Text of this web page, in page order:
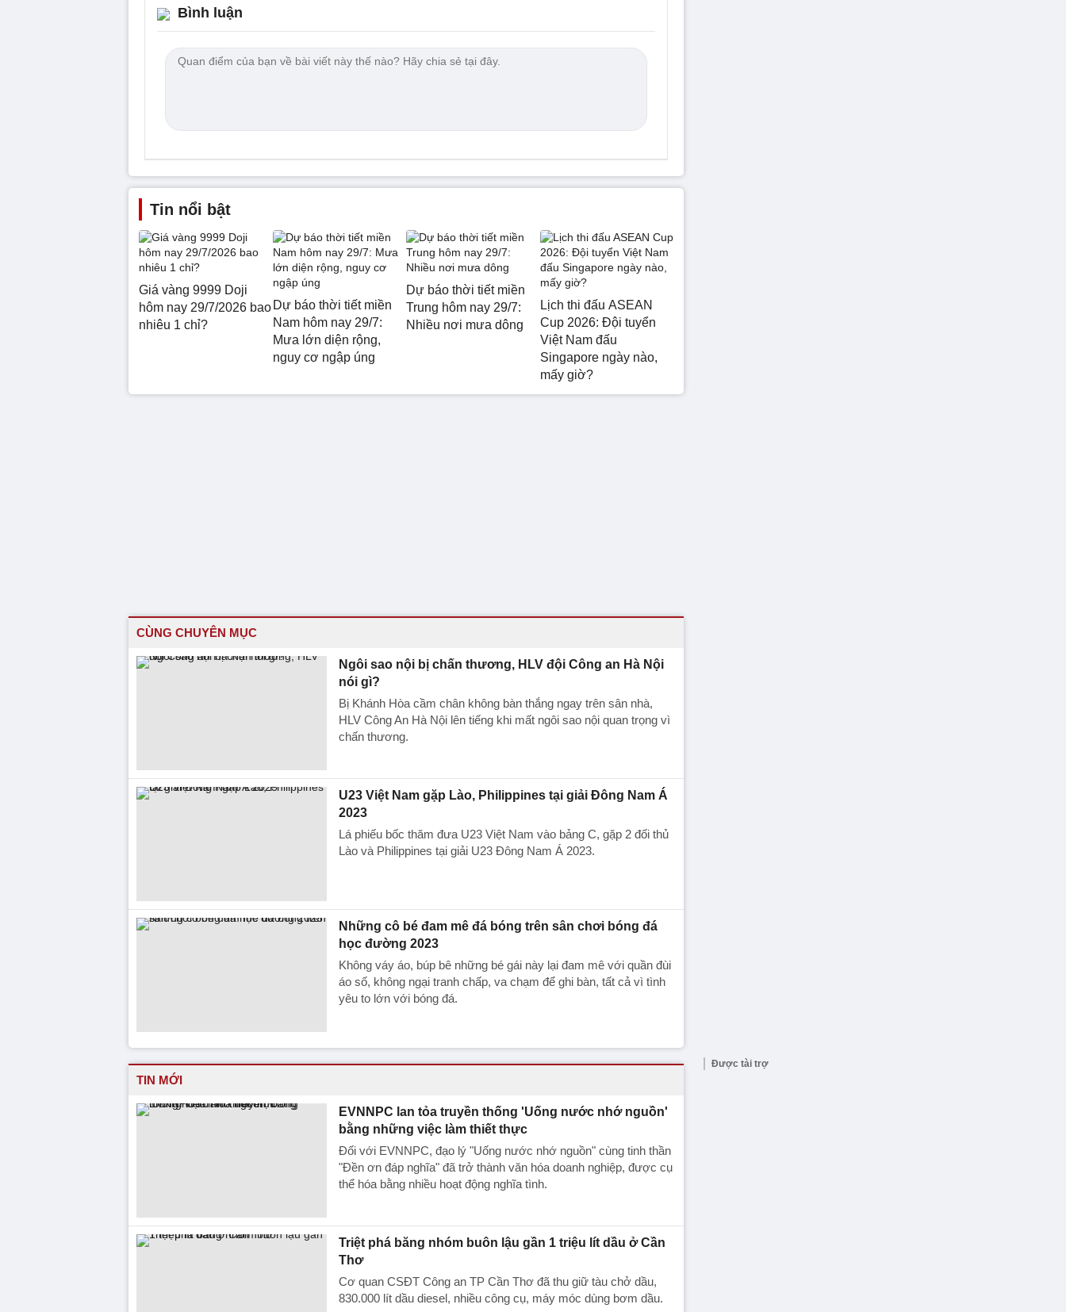
Bình luận
Tin nổi bật
Giá vàng 9999 Doji
hôm nay 29/7/2026 bao
nhiêu 1 chỉ?
Dự báo thời tiết miền
Nam hôm nay 29/7:
Mưa lớn diện rộng,
nguy cơ ngập úng
Dự báo thời tiết miền
Trung hôm nay 29/7:
Nhiều nơi mưa dông
Lịch thi đấu ASEAN
Cup 2026: Đội tuyển
Việt Nam đấu
Singapore ngày nào,
mấy giờ?
CÙNG CHUYÊN MỤC
Ngôi sao nội bị chấn thương, HLV đội Công an Hà Nội
nói gì?
Bị Khánh Hòa cầm chân không bàn thắng ngay trên sân nhà,
HLV Công An Hà Nội lên tiếng khi mất ngôi sao nội quan trọng vì
chấn thương.
U23 Việt Nam gặp Lào, Philippines tại giải Đông Nam Á
2023
Lá phiếu bốc thăm đưa U23 Việt Nam vào bảng C, gặp 2 đối thủ
Lào và Philippines tại giải U23 Đông Nam Á 2023.
Những cô bé đam mê đá bóng trên sân chơi bóng đá
học đường 2023
Không váy áo, búp bê những bé gái này lại đam mê với quần đùi
áo số, không ngại tranh chấp, va chạm để ghi bàn, tất cả vì tình
yêu to lớn với bóng đá.
TIN MỚI
EVNNPC lan tỏa truyền thống 'Uống nước nhớ nguồn'
bằng những việc làm thiết thực
Đối với EVNNPC, đạo lý "Uống nước nhớ nguồn" cùng tinh thần
"Đền ơn đáp nghĩa" đã trở thành văn hóa doanh nghiệp, được cụ
thể hóa bằng nhiều hoạt động nghĩa tình.
Triệt phá băng nhóm buôn lậu gần 1 triệu lít dầu ở Cần
Thơ
Cơ quan CSĐT Công an TP Cần Thơ đã thu giữ tàu chở dầu,
830.000 lít dầu diesel, nhiều công cụ, máy móc dùng bơm dầu.
Được tài trợ